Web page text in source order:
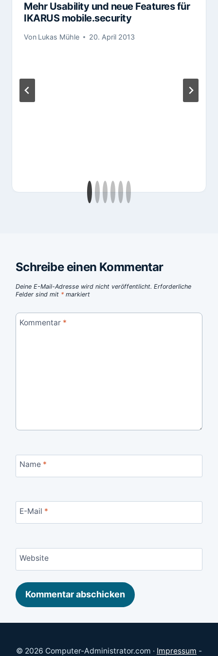
Mehr Usability und neue Features für
IKARUS mobile.security
Von Lukas Mühle 20. April 2013
Schreibe einen Kommentar
Deine E-Mail-Adresse wird nicht veröffentlicht. Erforderliche
Felder sind mit * markiert
Kommentar *
Name *
E-Mail *
Website
© 2026 Computer-Administrator.com · Impressum -